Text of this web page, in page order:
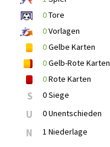
0Tore
0Vorlagen
0Gelbe Karten
0Gelb-Rote Karten
0Rote Karten
S 0 Siege
U 0 Unentschieden
N 1 Niederlage